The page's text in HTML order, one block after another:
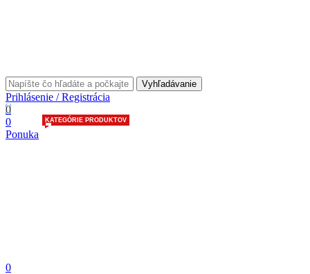
Vyhľadávanie
Prihlásenie / Registrácia
0
0
Ponuka
0
KATEGÓRIE PRODUKTOV